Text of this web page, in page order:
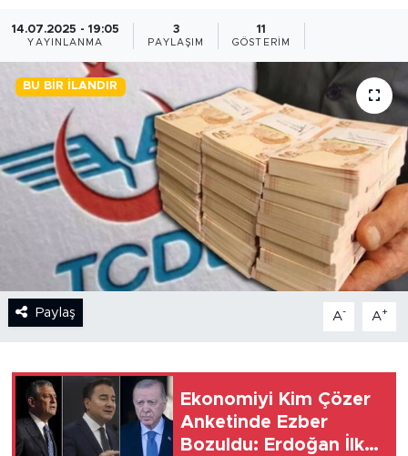
14.07.2025 - 19:05
YAYINLANMA
3
PAYLAŞIM
11
GÖSTERIM
BU BIR İLANDIR
Paylaş A- A+
Ekonomiyi Kim Çözer
Anketinde Ezber
Bozuldu: Erdoğan İlk
KARİKATÜR
BİLİM-TEKNOLOJİ
RÖPÖRTAJ
ANALİZ
NOSTALJİ
KULİS
DİNİ
POLİTİKA
Haber Arşivi